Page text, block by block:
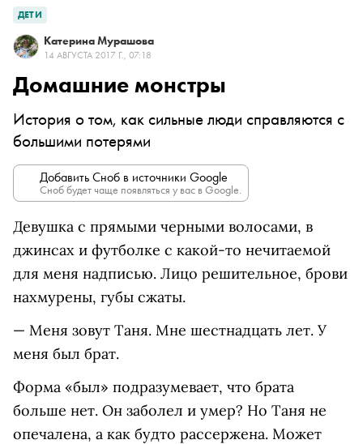
ДЕТИ
Катерина Мурашова
14 АВГУСТА 2017 Г., 07:18
Домашние монстры
История о том, как сильные люди справляются с
большими потерями
Добавить Сноб в источники Google
Сноб будет чаще появляться у вас в Google.
Девушка с прямыми черными волосами, в
джинсах и футболке с какой-то нечитаемой
для меня надписью. Лицо решительное, брови
нахмурены, губы сжаты.
— Меня зовут Таня. Мне шестнадцать лет. У
меня был брат.
Форма «был» подразумевает, что брата
больше нет. Он заболел и умер? Но Таня не
опечалена, а как будто рассержена. Может